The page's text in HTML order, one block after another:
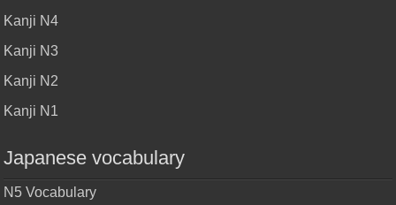
Kanji N4
Kanji N3
Kanji N2
Kanji N1
Japanese vocabulary
N5 Vocabulary